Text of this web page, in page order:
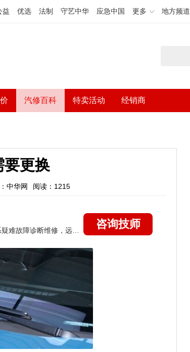
益 优选 法制 守艺中华 应急中国 更多 地方频道
汽修百科 特卖活动 经销商
要更换
中华网 阅读：1215
咨询技师